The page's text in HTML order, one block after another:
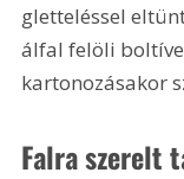
gletteléssel
álfal felöli
kartonozásakor
Falra szerelt